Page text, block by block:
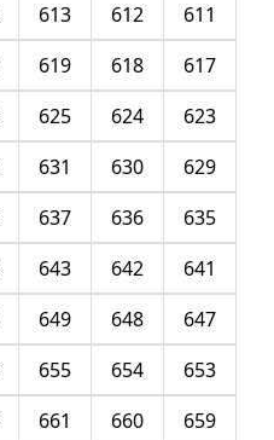
611
612
613
617
618
619
623
624
625
629
630
631
635
636
637
641
642
643
647
648
649
653
654
655
659
660
661